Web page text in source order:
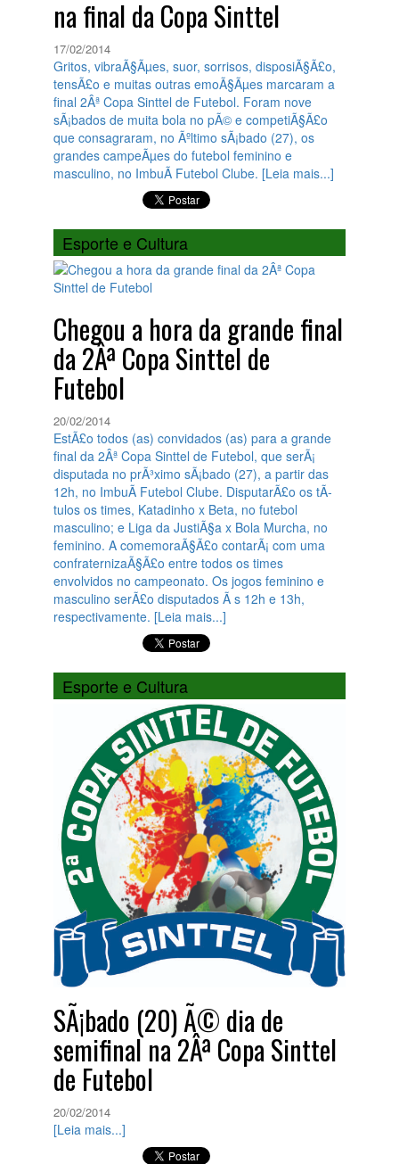
na final da Copa Sinttel
17/02/2014
Gritos, vibraÃ§Ãµes, suor, sorrisos, disposiÃ§Ã£o,
tensÃ£o e muitas outras emoÃ§Ãµes marcaram a
final 2Âª Copa Sinttel de Futebol. Foram nove
sÃ¡bados de muita bola no pÃ© e competiÃ§Ã£o
que consagraram, no Ãºltimo sÃ¡bado (27), os
grandes campeÃµes do futebol feminino e
masculino, no ImbuÃ­ Futebol Clube. [Leia mais...]
Esporte e Cultura
Chegou a hora da grande final
da 2Âª Copa Sinttel de
Futebol
20/02/2014
EstÃ£o todos (as) convidados (as) para a grande
final da 2Âª Copa Sinttel de Futebol, que serÃ¡
disputada no prÃ³ximo sÃ¡bado (27), a partir das
12h, no ImbuÃ­ Futebol Clube. DisputarÃ£o os tÃ­
tulos os times, Katadinho x Beta, no futebol
masculino; e Liga da JustiÃ§a x Bola Murcha, no
feminino. A comemoraÃ§Ã£o contarÃ¡ com uma
confraternizaÃ§Ã£o entre todos os times
envolvidos no campeonato. Os jogos feminino e
masculino serÃ£o disputados Ã s 12h e 13h,
respectivamente. [Leia mais...]
Esporte e Cultura
SÃ¡bado (20) Ã© dia de
semifinal na 2Âª Copa Sinttel
de Futebol
20/02/2014
[Leia mais...]